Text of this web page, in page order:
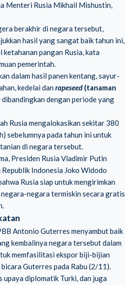
Menteri Rusia Mikhail Mishustin,
berakhir di negara tersebut,
hasil yang sangat baik tahun ini,
pangan Rusia, kata
pemerintah.
dalam hasil panen kentang, sayur-
kedelai danrapeseed (tanaman
dibandingkan dengan periode yang
Rusia mengalokasikan sekitar 380
sebelumnya pada tahun ini untuk
di negara tersebut.
Presiden Rusia Vladimir Putin
Indonesia Joko Widodo
Rusia siap untuk mengirimkan
negara termiskin secara gratis
Antonio Guterres menyambut baik
kembalinya negara tersebut dalam
memfasilitasi ekspor biji-bijian
Guterres pada Rabu (2/11).
diplomatik Turki, dan juga